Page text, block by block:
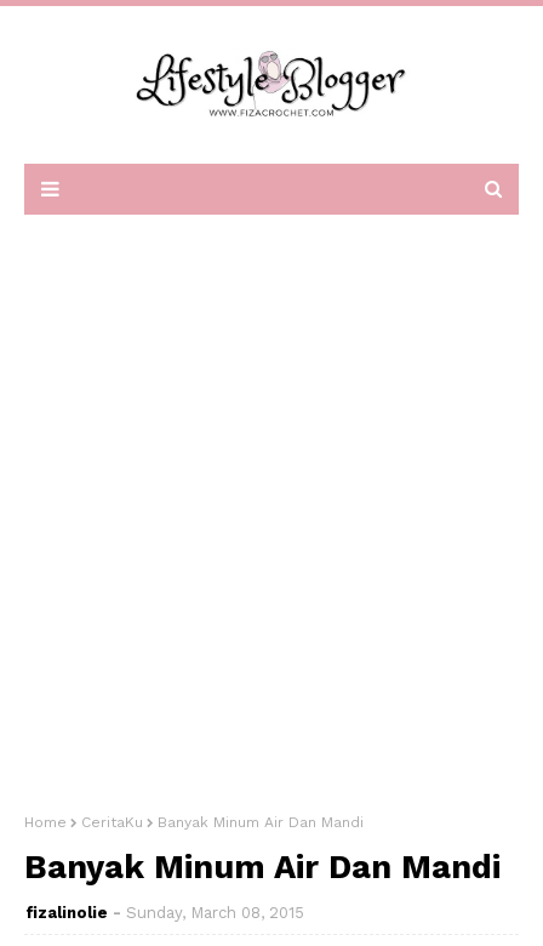
Home CeritaKu Banyak Minum Air Dan Mandi
Banyak Minum Air Dan Mandi
fizalinolie Sunday, March 08, 2015